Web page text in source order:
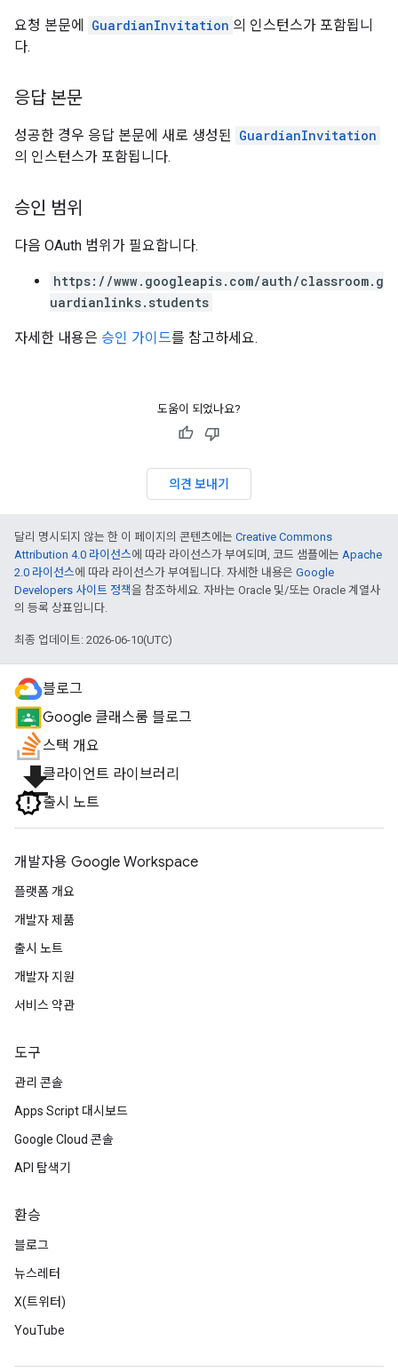
요청 본문에 GuardianInvitation 의 인스턴스가 포함됩니
다.
응답 본문
성공한 경우 응답 본문에 새로 생성된 GuardianInvitation
의 인스턴스가 포함됩니다.
승인 범위
다음 OAuth 범위가 필요합니다.
https://www.googleapis.com/auth/classroom.g
uardianlinks.students
자세한 내용은 승인 가이드를 참고하세요.
도움이 되었나요?
의견 보내기
달리 명시되지 않는 한 이 페이지의 콘텐츠에는 Creative Commons
Attribution 4.0 라이선스에 따라 라이선스가 부여되며, 코드 샘플에는 Apache
2.0 라이선스에 따라 라이선스가 부여됩니다. 자세한 내용은 Google
Developers 사이트 정책을 참조하세요. 자바는 Oracle 및/또는 Oracle 계열사
의 등록 상표입니다.
최종 업데이트: 2026-06-10(UTC)
블로그
Google 클래스룸 블로그
스택 개요
file_download클라이언트 라이브러리
출시 노트
개발자용 Google Workspace
플랫폼 개요
개발자 제품
출시 노트
개발자 지원
서비스 약관
도구
관리 콘솔
Apps Script 대시보드
Google Cloud 콘솔
API 탐색기
환승
블로그
뉴스레터
X(트위터)
YouTube